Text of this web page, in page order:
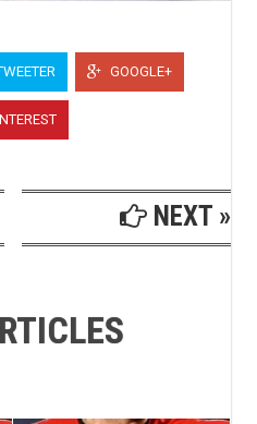
GOOGLE+
NEXT »